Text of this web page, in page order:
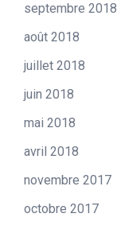
septembre 2018
août 2018
juillet 2018
juin 2018
mai 2018
avril 2018
novembre 2017
octobre 2017